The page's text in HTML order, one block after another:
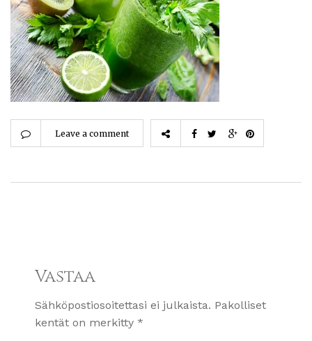
Leave a comment
Vastaa
Sähköpostiosoitettasi ei julkaista. Pakolliset
kentät on merkitty *